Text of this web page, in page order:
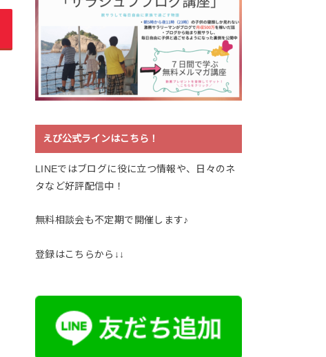
えび公式ラインはこちら！
LINEではブログに役に立つ情報や、日々のネ
タなど好評配信中！
無料相談会も不定期で開催します♪
登録はこちらから↓↓